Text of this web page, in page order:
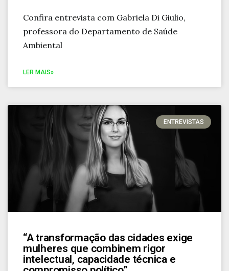
Confira entrevista com Gabriela Di Giulio,
professora do Departamento de Saúde
Ambiental
LER MAIS»
ENTREVISTAS
“A transformação das cidades exige
mulheres que combinem rigor
intelectual, capacidade técnica e